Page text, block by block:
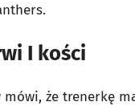
I kości
że trenerkę